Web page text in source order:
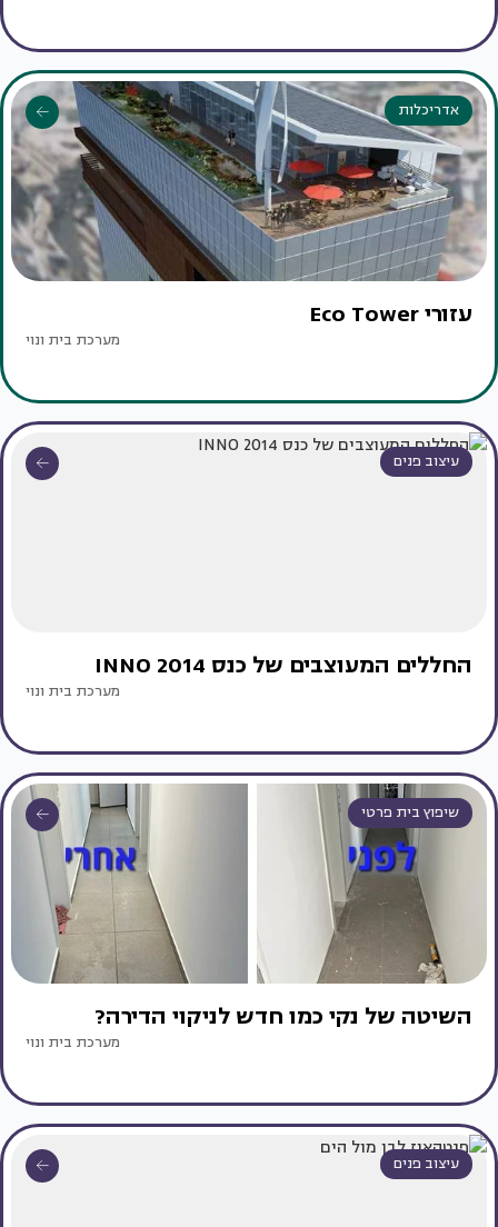
אדריכלות
עזורי Eco Tower
מערכת בית ונוי
עיצוב פנים
החללים המעוצבים של כנס INNO 2014
מערכת בית ונוי
שיפוץ בית פרטי
השיטה של נקי כמו חדש לניקוי הדירה?
מערכת בית ונוי
עיצוב פנים